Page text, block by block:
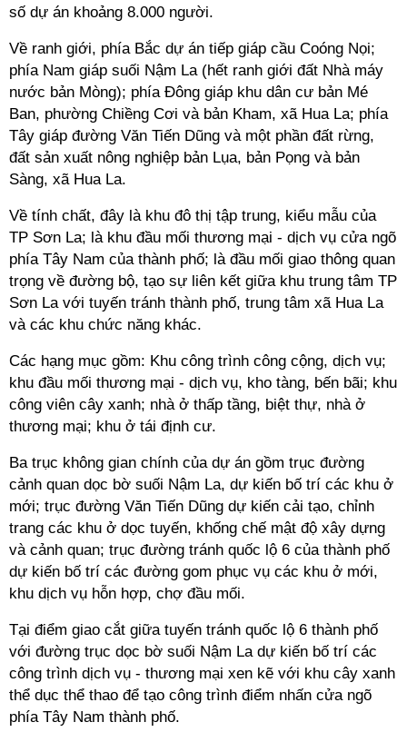
số dự án khoảng 8.000 người.
Về ranh giới, phía Bắc dự án tiếp giáp cầu Coóng Nọi;
phía Nam giáp suối Nậm La (hết ranh giới đất Nhà máy
nước bản Mòng); phía Đông giáp khu dân cư bản Mé
Ban, phường Chiềng Cơi và bản Kham, xã Hua La; phía
Tây giáp đường Văn Tiến Dũng và một phần đất rừng,
đất sản xuất nông nghiệp bản Lụa, bản Pọng và bản
Sàng, xã Hua La.
Về tính chất, đây là khu đô thị tập trung, kiểu mẫu của
TP Sơn La; là khu đầu mối thương mại - dịch vụ cửa ngõ
phía Tây Nam của thành phố; là đầu mối giao thông quan
trọng về đường bộ, tạo sự liên kết giữa khu trung tâm TP
Sơn La với tuyến tránh thành phố, trung tâm xã Hua La
và các khu chức năng khác.
Các hạng mục gồm: Khu công trình công cộng, dịch vụ;
khu đầu mối thương mại - dịch vụ, kho tàng, bến bãi; khu
công viên cây xanh; nhà ở thấp tầng, biệt thự, nhà ở
thương mại; khu ở tái định cư.
Ba trục không gian chính của dự án gồm trục đường
cảnh quan dọc bờ suối Nậm La, dự kiến bố trí các khu ở
mới; trục đường Văn Tiến Dũng dự kiến cải tạo, chỉnh
trang các khu ở dọc tuyến, khống chế mật độ xây dựng
và cảnh quan; trục đường tránh quốc lộ 6 của thành phố
dự kiến bố trí các đường gom phục vụ các khu ở mới,
khu dịch vụ hỗn hợp, chợ đầu mối.
Tại điểm giao cắt giữa tuyến tránh quốc lộ 6 thành phố
với đường trục dọc bờ suối Nậm La dự kiến bố trí các
công trình dịch vụ - thương mại xen kẽ với khu cây xanh
thể dục thể thao để tạo công trình điểm nhấn cửa ngõ
phía Tây Nam thành phố.